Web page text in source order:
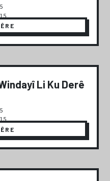
Li Ku Derê